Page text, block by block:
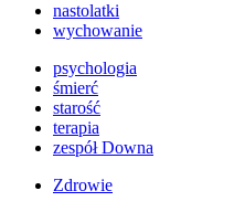
nastolatki
wychowanie
psychologia
śmierć
starość
terapia
zespół Downa
Zdrowie